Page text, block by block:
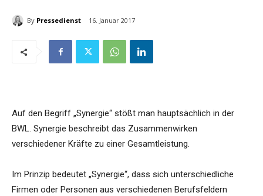
By Pressedienst 16. Januar 2017
Auf den Begriff „Synergie“ stößt man hauptsächlich in der
BWL. Synergie beschreibt das Zusammenwirken
verschiedener Kräfte zu einer Gesamtleistung.
Im Prinzip bedeutet „Synergie“, dass sich unterschiedliche
Firmen oder Personen aus verschiedenen Berufsfeldern